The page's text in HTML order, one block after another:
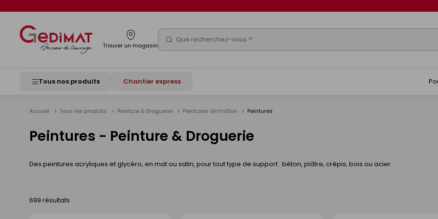
Trouver un magasin Rechercher
Tous nos produits Chantier express
Accueil Tous les produits Peinture & Droguerie Peintures de finition Peintures
Peintures - Peinture & Droguerie
Des peintures acryliques et glycéro, en mat ou satin, pour tout type de support : béton, plâtre, crépis, bois ou acier.
699 résultats